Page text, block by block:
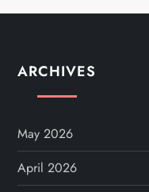
ARCHIVES
May 2026
April 2026